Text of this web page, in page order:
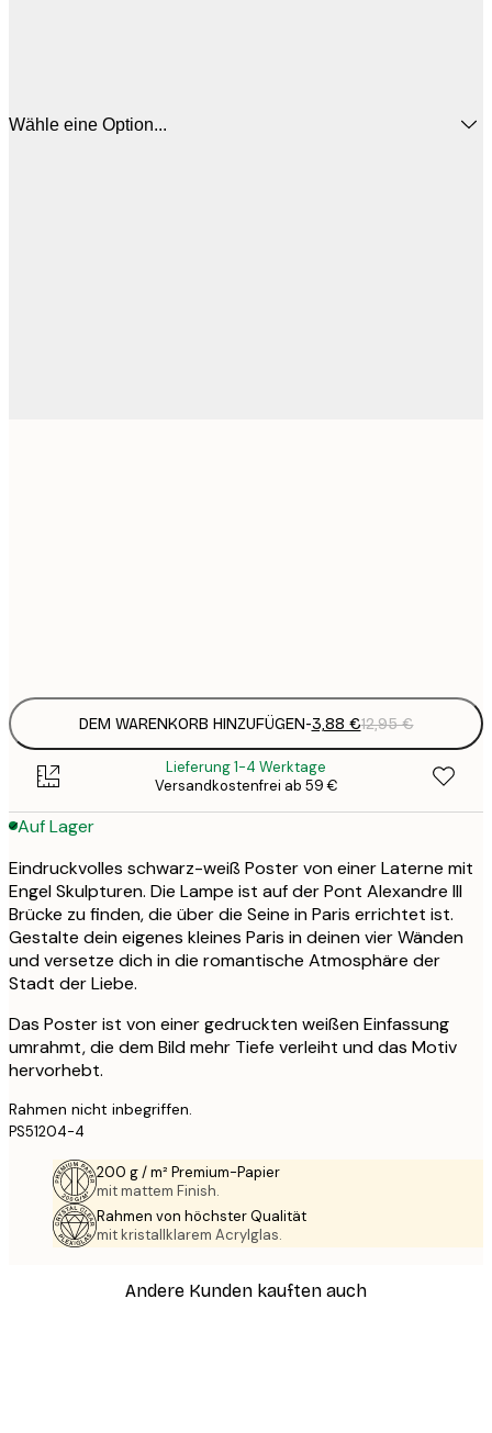
Wähle eine Option...
DEM WARENKORB HINZUFÜGEN-3,88 €12,95 €
Lieferung 1-4 Werktage
Versandkostenfrei ab 59 €
Auf Lager
Eindruckvolles schwarz-weiß Poster von einer Laterne mit
Engel Skulpturen. Die Lampe ist auf der Pont Alexandre III
Brücke zu finden, die über die Seine in Paris errichtet ist.
Gestalte dein eigenes kleines Paris in deinen vier Wänden
und versetze dich in die romantische Atmosphäre der
Stadt der Liebe.
Das Poster ist von einer gedruckten weißen Einfassung
umrahmt, die dem Bild mehr Tiefe verleiht und das Motiv
hervorhebt.
Rahmen nicht inbegriffen.
PS51204-4
200 g / m² Premium-Papier
mit mattem Finish.
Rahmen von höchster Qualität
mit kristallklarem Acrylglas.
Andere Kunden kauften auch